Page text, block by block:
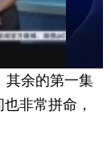
其余的第一集
非常拼命，